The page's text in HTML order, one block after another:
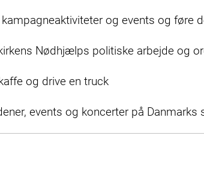
og events og føre
Nødhjælps politiske arbejde og
og drive en truck
events og koncerter på Danmarks